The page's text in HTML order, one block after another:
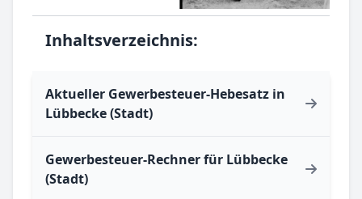
Inhaltsverzeichnis:
Aktueller Gewerbesteuer-Hebesatz in
Lübbecke (Stadt)
Gewerbesteuer-Rechner für Lübbecke
(Stadt)